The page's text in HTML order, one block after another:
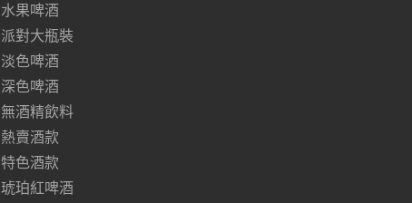
水果啤酒
派對大瓶裝
淡色啤酒
深色啤酒
無酒精飲料
熱賣酒款
特色酒款
琥珀紅啤酒